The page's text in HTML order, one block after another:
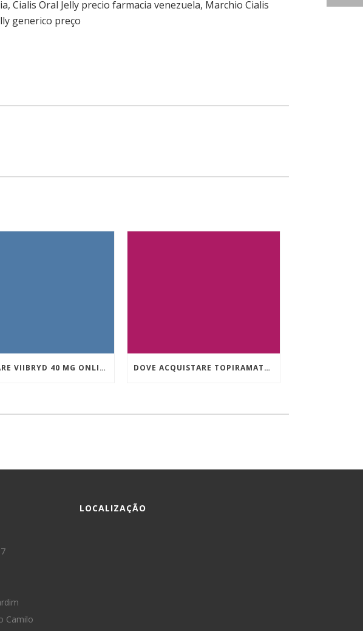
Cialis Oral Jelly precio farmacia venezuela, Marchio Cialis
generico preço
ORDINARE VIIBRYD 40 MG ONLINE A BASSO COSTO DOVE ACQUISTARE TOPIRAMATE IN EMILIA-ROMAGNA
Camilo
LOCALIZAÇÃO